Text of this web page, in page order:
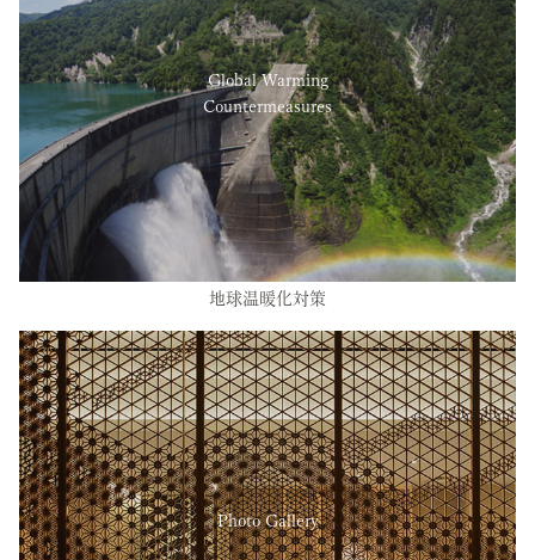
Global Warming
Countermeasures
地球温暖化対策
Photo Gallery